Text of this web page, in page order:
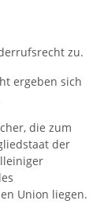
zu.
ergeben sich
die zum
der
Union liegen.